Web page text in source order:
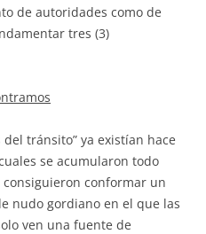
de autoridades como de
tres (3)
tránsito” ya existían hace
se acumularon todo
conformar un
nudo gordiano en el que las
ven una fuente de